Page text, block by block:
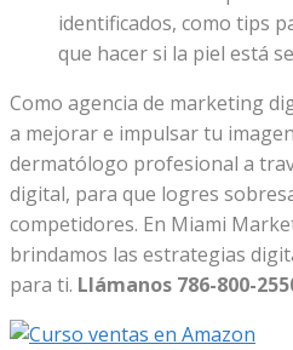
identificados, como tips
que hacer si la piel está
Como agencia de marketing
a mejorar e impulsar tu
dermatólogo profesional a
digital, para que logres
competidores. En Miami
brindamos las estrategias
para ti. Llámanos 786-800-